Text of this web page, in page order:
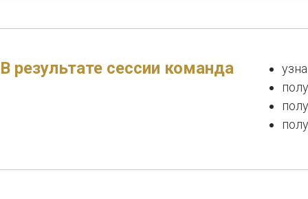
Сессии по
на основе KPI и
В результате сессии команда